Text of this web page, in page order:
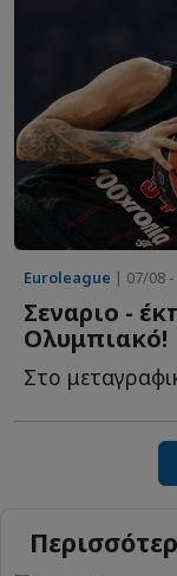
Euroleague | 07/08
Σεναριο -
Ολυμπιακό!